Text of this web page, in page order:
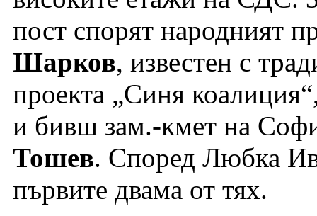
пост спорят народният
Шарков, известен с
проекта „Синя
и бивш зам.-кмет на
Тошев. Според Любка
първите двама от тях.